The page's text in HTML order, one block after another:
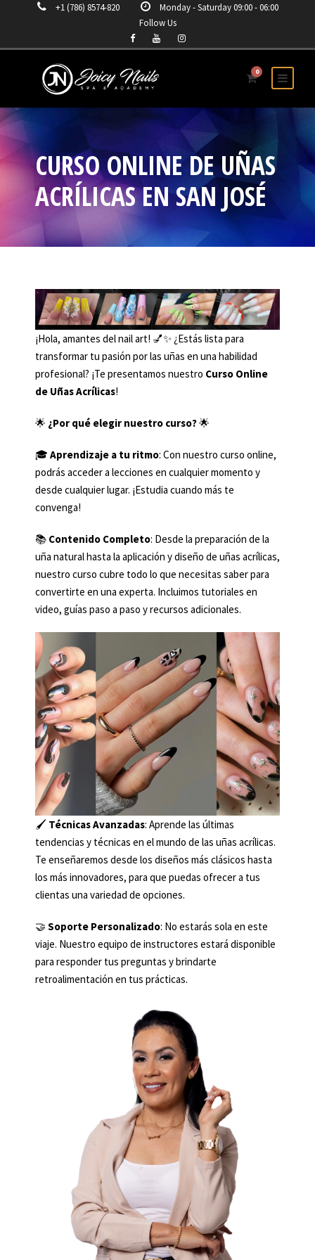
+1 (786) 8574-820
Monday - Saturday 09:00 - 06:00
Follow Us
0
CURSO ONLINE DE UÑAS
ACRÍLICAS EN SAN JOSÉ
¡Hola, amantes del nail art! 💅✨ ¿Estás lista para
transformar tu pasión por las uñas en una habilidad
profesional? ¡Te presentamos nuestro Curso Online
de Uñas Acrílicas!
🌟 ¿Por qué elegir nuestro curso?🌟
🎓 Aprendizaje a tu ritmo: Con nuestro curso online,
podrás acceder a lecciones en cualquier momento y
desde cualquier lugar. ¡Estudia cuando más te
convenga!
📚 Contenido Completo: Desde la preparación de la
uña natural hasta la aplicación y diseño de uñas acrílicas,
nuestro curso cubre todo lo que necesitas saber para
convertirte en una experta. Incluimos tutoriales en
video, guías paso a paso y recursos adicionales.
🖌️ Técnicas Avanzadas: Aprende las últimas
tendencias y técnicas en el mundo de las uñas acrílicas.
Te enseñaremos desde los diseños más clásicos hasta
los más innovadores, para que puedas ofrecer a tus
clientas una variedad de opciones.
🤝 Soporte Personalizado: No estarás sola en este
viaje. Nuestro equipo de instructores estará disponible
para responder tus preguntas y brindarte
retroalimentación en tus prácticas.